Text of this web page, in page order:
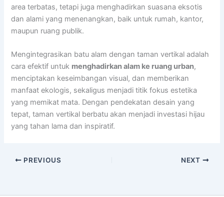
area terbatas, tetapi juga menghadirkan suasana eksotis
dan alami yang menenangkan, baik untuk rumah, kantor,
maupun ruang publik.
Mengintegrasikan batu alam dengan taman vertikal adalah
cara efektif untuk menghadirkan alam ke ruang urban,
menciptakan keseimbangan visual, dan memberikan
manfaat ekologis, sekaligus menjadi titik fokus estetika
yang memikat mata. Dengan pendekatan desain yang
tepat, taman vertikal berbatu akan menjadi investasi hijau
yang tahan lama dan inspiratif.
PREVIOUS NEXT